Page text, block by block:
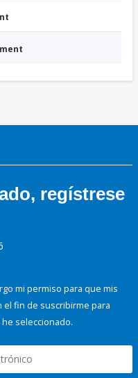
regístrese
mi permiso para que mis
fin de suscribirme para
seleccionado.